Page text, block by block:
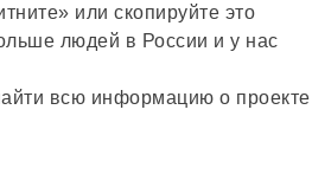
или скопируйте это
людей в России и у нас
всю информацию о